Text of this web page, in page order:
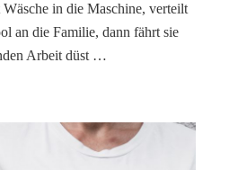
in die Maschine, verteilt
an die Familie, dann fährt sie
Arbeit düst …